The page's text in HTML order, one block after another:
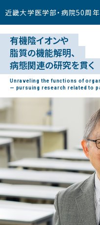
近畿大学医学部・ 病院50周
有機陰イオンや
脂質の機能解明、
病態関連の研究を貫く
Unraveling the functions of
— pursuing research related to